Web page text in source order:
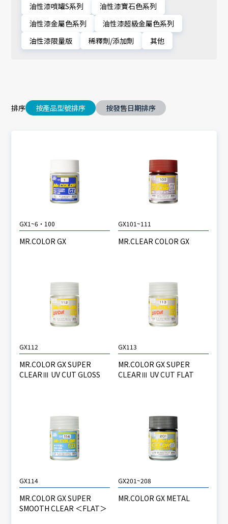
油性漆噴罐S系列
油性漆寶石色系列
油性漆金屬色系列
油性漆超級金屬色系列
油性漆限量版
稀釋劑/添加劑 其他
排序 按產品型號排序 按發售日期排序
GX1~6・100
MR.COLOR GX
GX101~111
MR.CLEAR COLOR GX
GX112
MR.COLOR GX SUPER
CLEARⅢ UV CUT GLOSS
GX113
MR.COLOR GX SUPER
CLEARⅢ UV CUT FLAT
GX114
MR.COLOR GX SUPER
SMOOTH CLEAR ＜FLAT＞
GX201~208
MR.COLOR GX METAL